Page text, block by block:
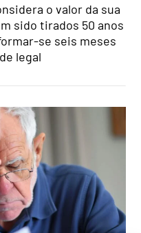
o valor da sua
sido tirados 50 anos
se seis meses
legal